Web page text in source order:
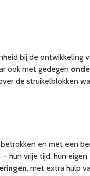
bij de ontwikkeling
ook met gedegen
de struikelblokken
en met een
hun vrije tijd, hun eigen
, met extra hulp